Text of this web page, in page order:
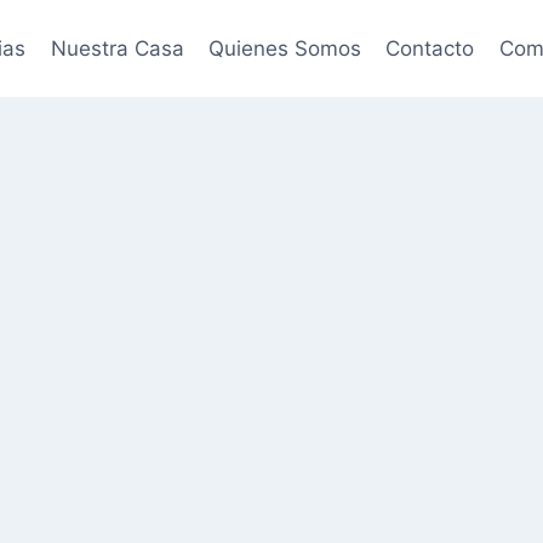
Nuestra Casa Quienes Somos Contacto